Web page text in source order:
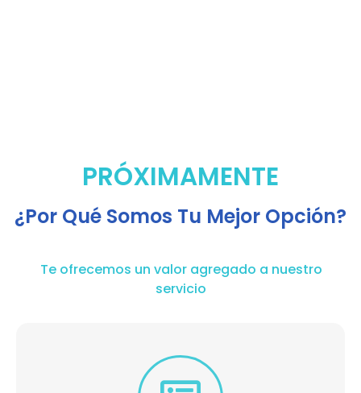
PRÓXIMAMENTE
¿Por Qué Somos Tu Mejor Opción?
Te ofrecemos un valor agregado a nuestro
servicio